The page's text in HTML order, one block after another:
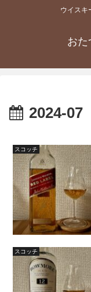
ウイスキ
おた
2024-07
スコッチ
スコッチ